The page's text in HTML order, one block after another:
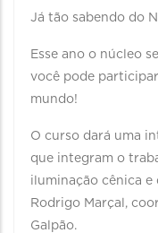
Já tão sabendo do
Esse ano o núcleo
você pode
mundo! ⠀
O curso dará uma
que integram o
iluminação cênica e
Rodrigo Marçal,
Galpão. ⠀